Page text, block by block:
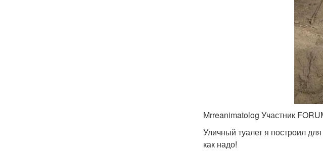
Mrreanimatolog Участник
Уличный туалет я построил
как надо!